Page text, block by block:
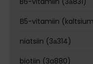
В5-vitamiin
niatsiin (3а314)
biotiin (3a880)